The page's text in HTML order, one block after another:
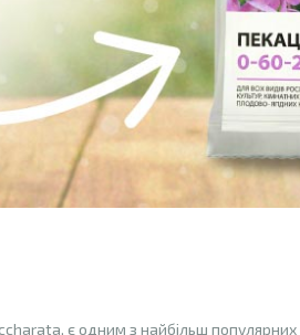
є одним з найбільш популярних